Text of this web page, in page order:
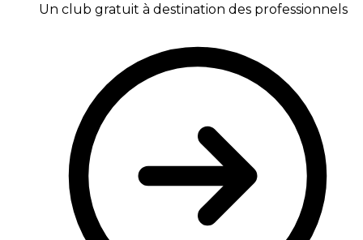
Un club gratuit à destination des professionnels